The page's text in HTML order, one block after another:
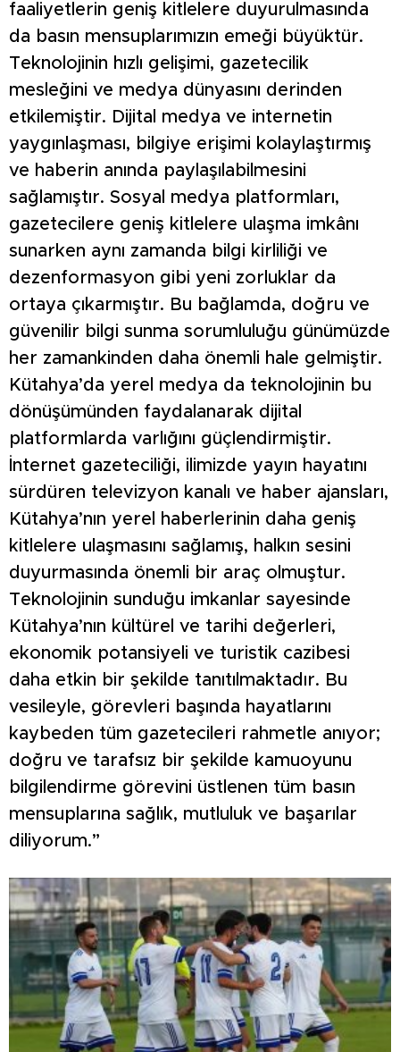
faaliyetlerin geniş kitlelere duyurulmasında
da basın mensuplarımızın emeği büyüktür.
Teknolojinin hızlı gelişimi, gazetecilik
mesleğini ve medya dünyasını derinden
etkilemiştir. Dijital medya ve internetin
yaygınlaşması, bilgiye erişimi kolaylaştırmış
ve haberin anında paylaşılabilmesini
sağlamıştır. Sosyal medya platformları,
gazetecilere geniş kitlelere ulaşma imkânı
sunarken aynı zamanda bilgi kirliliği ve
dezenformasyon gibi yeni zorluklar da
ortaya çıkarmıştır. Bu bağlamda, doğru ve
güvenilir bilgi sunma sorumluluğu günümüzde
her zamankinden daha önemli hale gelmiştir.
Kütahya’da yerel medya da teknolojinin bu
dönüşümünden faydalanarak dijital
platformlarda varlığını güçlendirmiştir.
İnternet gazeteciliği, ilimizde yayın hayatını
sürdüren televizyon kanalı ve haber ajansları,
Kütahya’nın yerel haberlerinin daha geniş
kitlelere ulaşmasını sağlamış, halkın sesini
duyurmasında önemli bir araç olmuştur.
Teknolojinin sunduğu imkanlar sayesinde
Kütahya’nın kültürel ve tarihi değerleri,
ekonomik potansiyeli ve turistik cazibesi
daha etkin bir şekilde tanıtılmaktadır. Bu
vesileyle, görevleri başında hayatlarını
kaybeden tüm gazetecileri rahmetle anıyor;
doğru ve tarafsız bir şekilde kamuoyunu
bilgilendirme görevini üstlenen tüm basın
mensuplarına sağlık, mutluluk ve başarılar
diliyorum.”